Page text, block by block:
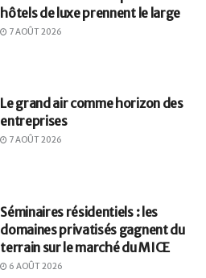
hôtels de luxe prennent le large
7 AOÛT 2026
Le grand air comme horizon des
entreprises
7 AOÛT 2026
Séminaires résidentiels : les
domaines privatisés gagnent du
terrain sur le marché du MICE
6 AOÛT 2026